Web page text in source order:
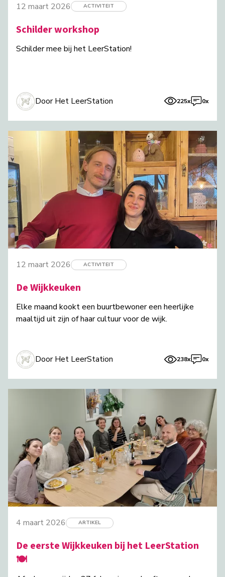
12 maart 2026 ACTIVITEIT
Schilder workshop
Schilder mee bij het LeerStation!
Door Het LeerStation 225x 0x
12 maart 2026 ACTIVITEIT
De Wijkkeuken
Elke maand kookt een buurtbewoner een heerlijke
maaltijd uit zijn of haar cultuur voor de wijk.
Door Het LeerStation 238x 0x
4 maart 2026 ARTIKEL
De eerste Wijkkeuken bij het LeerStation
🍽️